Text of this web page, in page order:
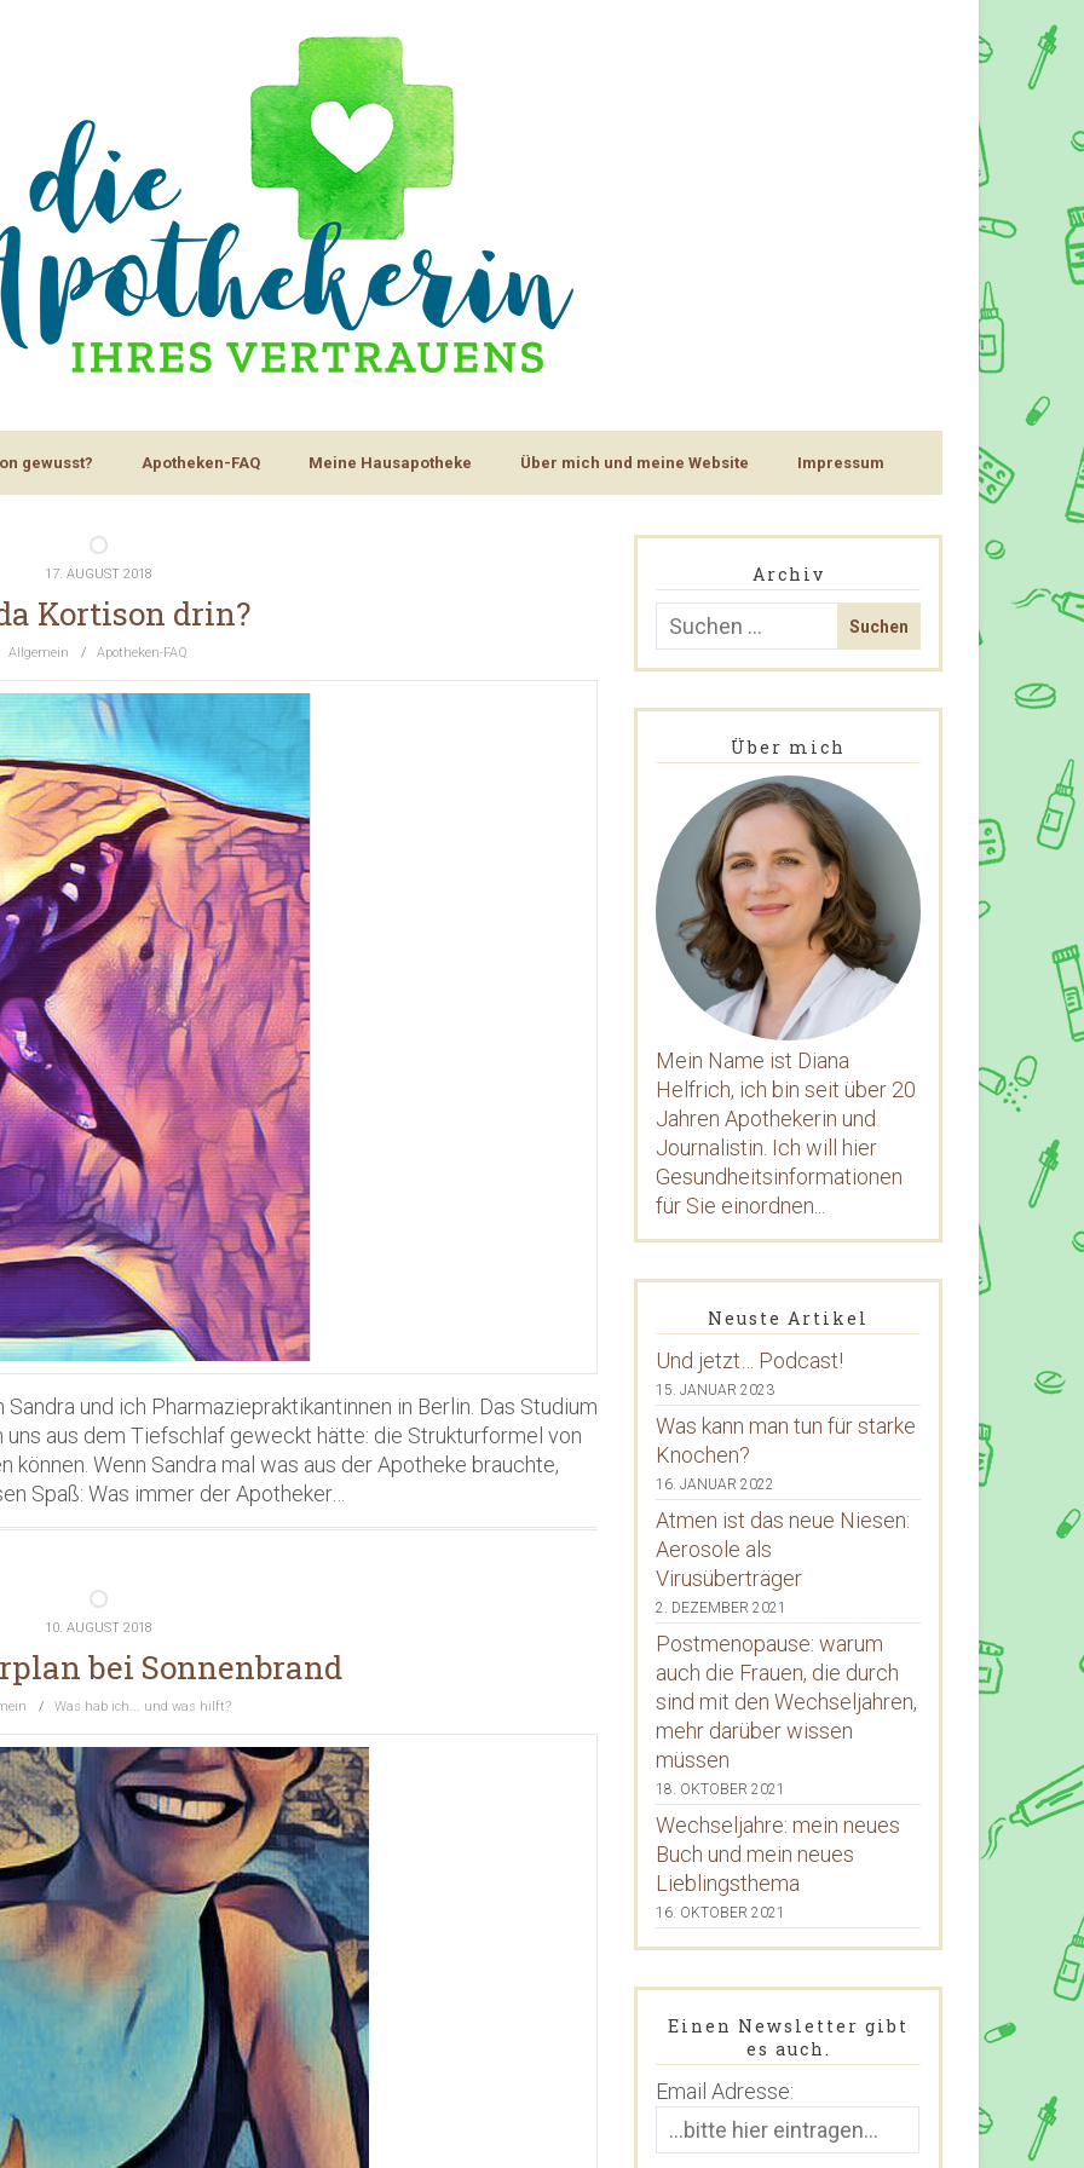
gewusst? Apotheken-FAQ Meine Hausapotheke Über mich und meine Website Impressum
17. AUGUST 2018
Kortison drin?
Allgemein / Apotheken-FAQ
und ich Pharmaziepraktikantinnen in Berlin. Das Studium
uns aus dem Tiefschlaf geweckt hätte: die Strukturformel von
Wenn Sandra mal was aus der Apotheke brauchte,
Spaß: Was immer der Apotheker…
10. AUGUST 2018
bei Sonnenbrand
/ Was hab ich... und was hilft?
Archiv
Über mich
Mein Name ist Diana
Helfrich, ich bin seit über 20
Jahren Apothekerin und
Journalistin. Ich will hier
Gesundheitsinformationen
für Sie einordnen...
Neuste Artikel
Und jetzt… Podcast!
15. JANUAR 2023
Was kann man tun für starke
Knochen?
16. JANUAR 2022
Atmen ist das neue Niesen:
Aerosole als
Virusüberträger
2. DEZEMBER 2021
Postmenopause: warum
auch die Frauen, die durch
sind mit den Wechseljahren,
mehr darüber wissen
müssen
18. OKTOBER 2021
Wechseljahre: mein neues
Buch und mein neues
Lieblingsthema
16. OKTOBER 2021
Einen Newsletter gibt
es auch.
Email Adresse: